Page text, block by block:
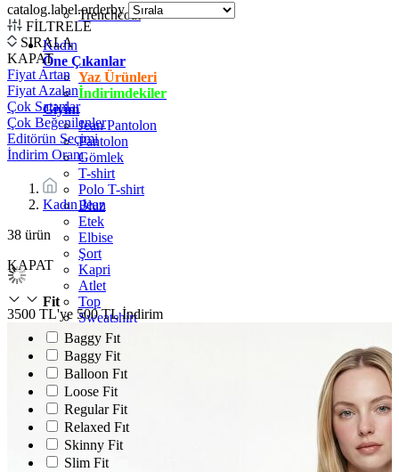
Trenchcoat
Kadın
Öne Çıkanlar
Yaz Ürünleri
İndirimdekiler
Giyim
Jean Pantolon
Pantolon
Gömlek
T-shirt
Polo T-shirt
Bluz
Etek
Elbise
Şort
Kapri
Atlet
Top
Sweatshirt
Kazak
Yelek
Eşofman Altı
Bikini/Mayo
Tulum
Dış Giyim
Yağmurluk
Trenchcoat
Mont
catalog.label.orderby
FİLTRELE
SIRALA
KAPAT
Fiyat Artan
Fiyat Azalan
Çok Satanlar
Çok Beğenilenler
Editörün Seçimi
İndirim Oranı
Kadın Jean
38 ürün
KAPAT
Fit
Baggy Fıt
Baggy Fit
Balloon Fıt
Loose Fit
Regular Fit
Relaxed Fıt
Skinny Fit
Slim Fit
3500 TL'ye 500 TL İndirim